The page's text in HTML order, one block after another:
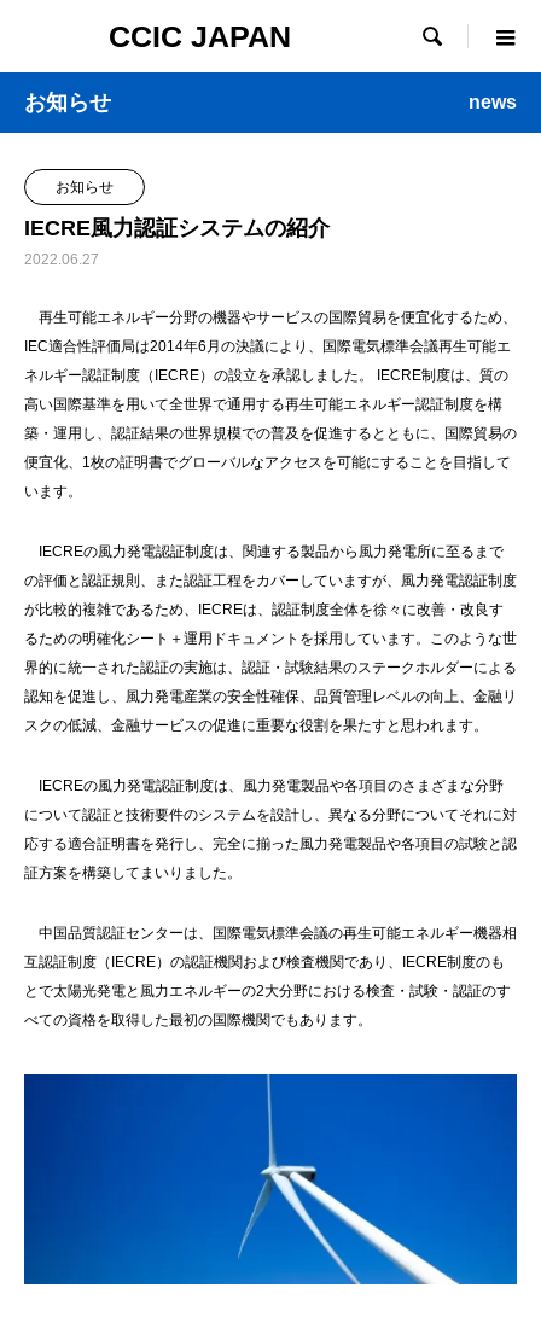
CCIC JAPAN 
お知らせ news
お知らせ
IECRE風力認証システムの紹介
2022.06.27
再生可能エネルギー分野の機器やサービスの国際貿易を便宜化するため、
IEC適合性評価局は2014年6月の決議により、国際電気標準会議再生可能エ
ネルギー認証制度（IECRE）の設立を承認しました。 IECRE制度は、質の
高い国際基準を用いて全世界で通用する再生可能エネルギー認証制度を構
築・運用し、認証結果の世界規模での普及を促進するとともに、国際貿易の
便宜化、1枚の証明書でグローバルなアクセスを可能にすることを目指して
います。
IECREの風力発電認証制度は、関連する製品から風力発電所に至るまで
の評価と認証規則、また認証工程をカバーしていますが、風力発電認証制度
が比較的複雑であるため、IECREは、認証制度全体を徐々に改善・改良す
るための明確化シート＋運用ドキュメントを採用しています。このような世
界的に統一された認証の実施は、認証・試験結果のステークホルダーによる
認知を促進し、風力発電産業の安全性確保、品質管理レベルの向上、金融リ
スクの低減、金融サービスの促進に重要な役割を果たすと思われます。
IECREの風力発電認証制度は、風力発電製品や各項目のさまざまな分野
について認証と技術要件のシステムを設計し、異なる分野についてそれに対
応する適合証明書を発行し、完全に揃った風力発電製品や各項目の試験と認
証方案を構築してまいりました。
中国品質認証センターは、国際電気標準会議の再生可能エネルギー機器相
互認証制度（IECRE）の認証機関および検査機関であり、IECRE制度のも
とで太陽光発電と風力エネルギーの2大分野における検査・試験・認証のす
べての資格を取得した最初の国際機関でもあります。